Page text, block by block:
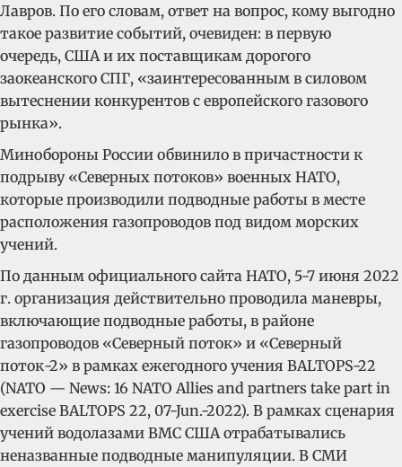
Лавров. По его словам, ответ на вопрос, кому выгодно
такое развитие событий, очевиден: в первую
очередь, США и их поставщикам дорогого
заокеанского СПГ, «заинтересованным в силовом
вытеснении конкурентов с европейского газового
рынка».
Минобороны России обвинило в причастности к
подрыву «Северных потоков» военных НАТО,
которые производили подводные работы в месте
расположения газопроводов под видом морских
учений.
По данным официального сайта НАТО, 5-7 июня 2022
г. организация действительно проводила маневры,
включающие подводные работы, в районе
газопроводов «Северный поток» и «Северный
поток-2» в рамках ежегодного учения BALTOPS-22
(NATO — News: 16 NATO Allies and partners take part in
exercise BALTOPS 22, 07-Jun.-2022). В рамках сценария
учений водолазами ВМС США отрабатывались
неназванные подводные манипуляции. В СМИ